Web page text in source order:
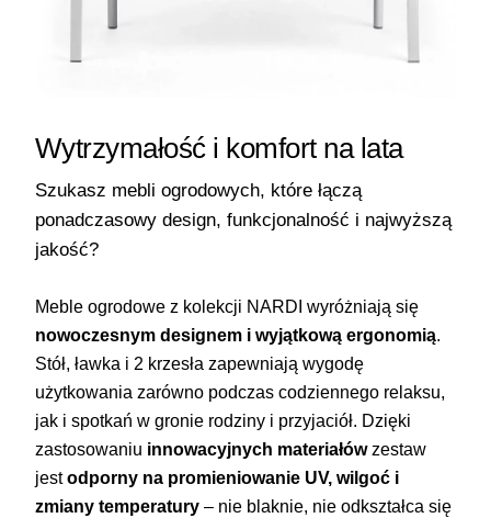
Wytrzymałość i komfort na lata
Szukasz mebli ogrodowych, które łączą
ponadczasowy design, funkcjonalność i najwyższą
jakość?
Meble ogrodowe z kolekcji NARDI wyróżniają się
nowoczesnym designem i wyjątkową ergonomią.
Stół, ławka i 2 krzesła zapewniają wygodę
użytkowania zarówno podczas codziennego relaksu,
jak i spotkań w gronie rodziny i przyjaciół. Dzięki
zastosowaniu innowacyjnych materiałówzestaw
jestodporny na promieniowanie UV, wilgoć i
zmiany temperatury – nie blaknie, nie odkształca się